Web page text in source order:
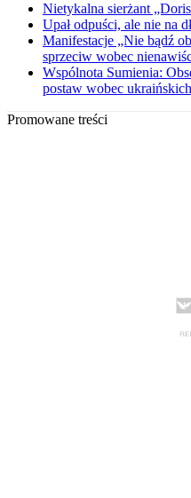
Nietykalna sierżant
Upał odpuści, ale nie na
Manifestacje „Nie bądź
sprzeciw wobec
Wspólnota Sumienia:
postaw wobec
Promowane treści